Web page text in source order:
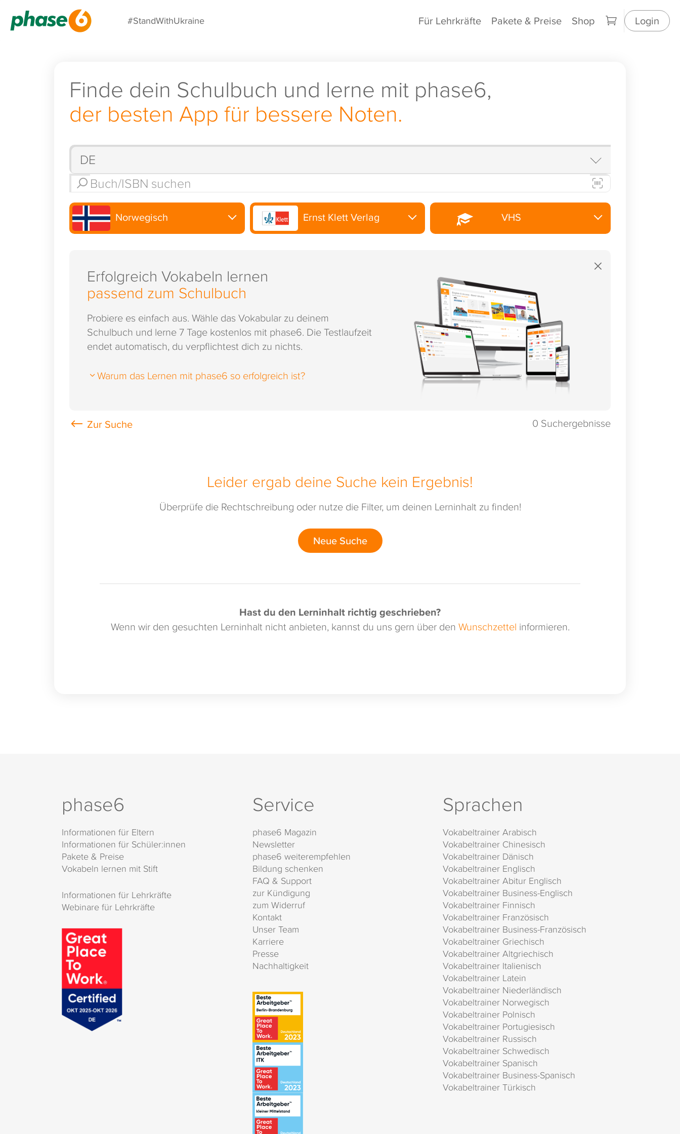
#StandWithUkraine Für Lehrkräfte Pakete & Preise Shop Login
Finde dein Schulbuch und lerne mit phase6,
der besten App für bessere Noten.
Norwegisch Ernst Klett Verlag VHS
×
Erfolgreich Vokabeln lernen
passend zum Schulbuch
Probiere es einfach aus. Wähle das Vokabular zu deinem
Schulbuch und lerne 7 Tage kostenlos mit phase6. Die Testlaufzeit
endet automatisch, du verpflichtest dich zu nichts.
Warum das Lernen mit phase6 so erfolgreich ist?
0 Suchergebnisse
Leider ergab deine Suche kein Ergebnis!
Überprüfe die Rechtschreibung oder nutze die Filter, um deinen Lerninhalt zu finden!
Neue Suche
Hast du den Lerninhalt richtig geschrieben?
Wenn wir den gesuchten Lerninhalt nicht anbieten, kannst du uns gern über den Wunschzettel informieren.
phase6
Informationen für Eltern
Informationen für Schüler:innen
Pakete & Preise
Vokabeln lernen mit Stift
Informationen für Lehrkräfte
Webinare für Lehrkräfte
Service
phase6 Magazin
Newsletter
phase6 weiterempfehlen
Bildung schenken
FAQ & Support
zur Kündigung
zum Widerruf
Kontakt
Unser Team
Karriere
Presse
Nachhaltigkeit
Sprachen
Vokabeltrainer Arabisch
Vokabeltrainer Chinesisch
Vokabeltrainer Dänisch
Vokabeltrainer Englisch
Vokabeltrainer Abitur Englisch
Vokabeltrainer Business-Englisch
Vokabeltrainer Finnisch
Vokabeltrainer Französisch
Vokabeltrainer Business-Französisch
Vokabeltrainer Griechisch
Vokabeltrainer Altgriechisch
Vokabeltrainer Italienisch
Vokabeltrainer Latein
Vokabeltrainer Niederländisch
Vokabeltrainer Norwegisch
Vokabeltrainer Polnisch
Vokabeltrainer Portugiesisch
Vokabeltrainer Russisch
Vokabeltrainer Schwedisch
Vokabeltrainer Spanisch
Vokabeltrainer Business-Spanisch
Vokabeltrainer Türkisch